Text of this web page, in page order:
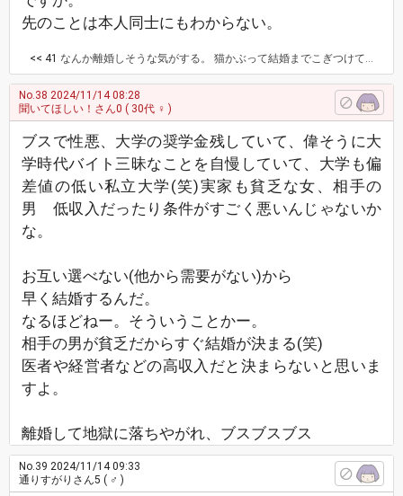
先のことは本人同士にもわからない。
<< 41 なんか離婚しそうな気がする。 猫かぶって結婚までこぎつけても化けの皮は剥がれる。 旦那、結婚していること後悔してそう。 そいつ20代後半、旦那30歳くらいでで結婚してるけどその女40過ぎているのに子供いないんだよ。 20代で結婚したメリットないやん。
No.38 2024/11/14 08:28
聞いてほしい！さん0 ( 30代 ♀ )
ブスで性悪、大学の奨学金残していて、偉そうに大
学時代バイト三昧なことを自慢していて、大学も偏
差値の低い私立大学(笑)実家も貧乏な女、相手の
男 低収入だったり条件がすごく悪いんじゃないか
な。
お互い選べない(他から需要がない)から
早く結婚するんだ。
なるほどねー。そういうことかー。
相手の男が貧乏だからすぐ結婚が決まる(笑)
医者や経営者などの高収入だと決まらないと思いま
すよ。
離婚して地獄に落ちやがれ、ブスブスブス
No.39 2024/11/14 09:33
通りすがりさん5 ( ♂ )